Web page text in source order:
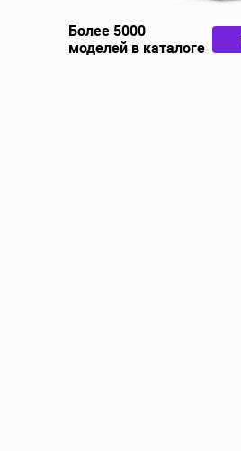
Более 5000
моделей в каталоге